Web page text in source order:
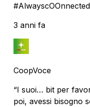
3 anni fa
CoopVoce
“I suoi… bit per
poi, avessi bisogno